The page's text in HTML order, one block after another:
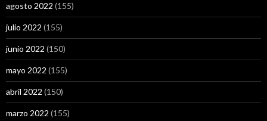
agosto 2022 (155)
julio 2022 (155)
junio 2022 (150)
mayo 2022 (155)
abril 2022 (150)
marzo 2022 (155)